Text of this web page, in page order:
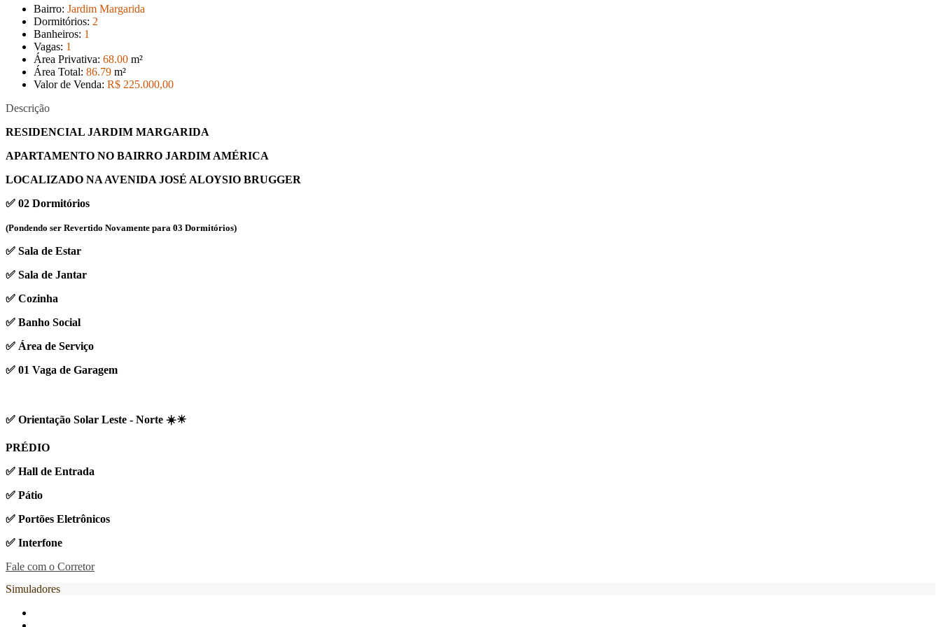
Bairro: Jardim Margarida
Dormitórios: 2
Banheiros: 1
Vagas: 1
Área Privativa: 68.00 m²
Área Total: 86.79 m²
Valor de Venda: R$ 225.000,00
Descrição
RESIDENCIAL JARDIM MARGARIDA
APARTAMENTO NO BAIRRO JARDIM AMÉRICA
LOCALIZADO NA AVENIDA JOSÉ ALOYSIO BRUGGER
✅ 02 Dormitórios
(Pondendo ser Revertido Novamente para 03 Dormitórios)
✅ Sala de Estar
✅ Sala de Jantar
✅ Cozinha
✅ Banho Social
✅ Área de Serviço
✅ 01 Vaga de Garagem
✅ Orientação Solar Leste - Norte ☀️☀
PRÉDIO
✅ Hall de Entrada
✅ Pátio
✅ Portões Eletrônicos
✅ Interfone
Fale com o Corretor
Simuladores